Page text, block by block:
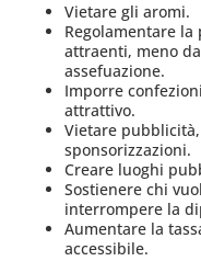
Vietare gli aromi.
Regolamentare
attraenti, meno
assefuazione.
Imporre
attrattivo.
Vietare
sponsorizzazioni.
Creare luoghi
Sostienere chi
interrompere la
Aumentare la
accessibile.